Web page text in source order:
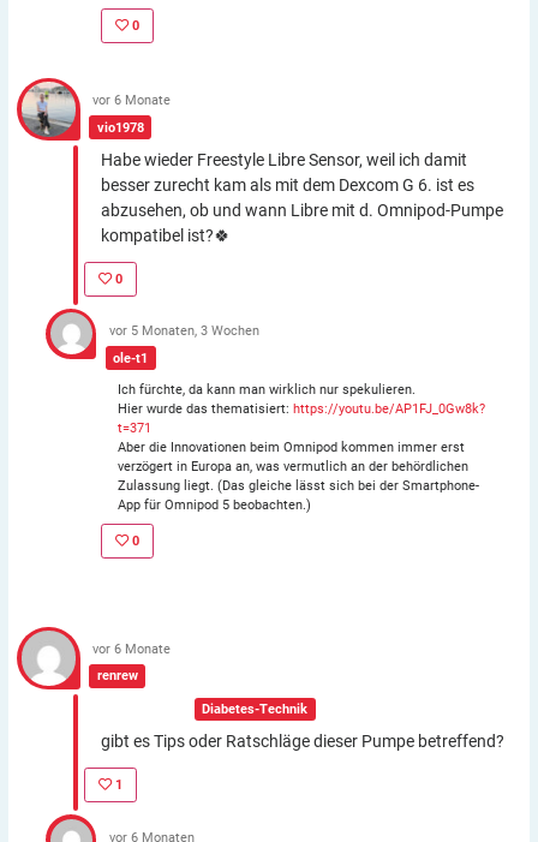
0
vio1978
vor 6 Monate
Habe wieder Freestyle Libre Sensor, weil ich damit
besser zurecht kam als mit dem Dexcom G 6. ist es
abzusehen, ob und wann Libre mit d. Omnipod-Pumpe
kompatibel ist?🍀
0
ole-t1
vor 5 Monaten, 3 Wochen
Ich fürchte, da kann man wirklich nur spekulieren.
Hier wurde das thematisiert: https://youtu.be/AP1FJ_0Gw8k?
t=371
Aber die Innovationen beim Omnipod kommen immer erst
verzögert in Europa an, was vermutlich an der behördlichen
Zulassung liegt. (Das gleiche lässt sich bei der Smartphone-
App für Omnipod 5 beobachten.)
0
renrew
Diabetes-Technik
vor 6 Monate
gibt es Tips oder Ratschläge dieser Pumpe betreffend?
1
vor 6 Monaten